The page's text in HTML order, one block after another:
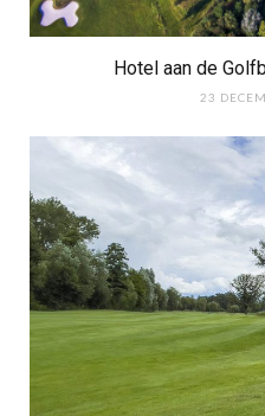
Hotel aan de
23